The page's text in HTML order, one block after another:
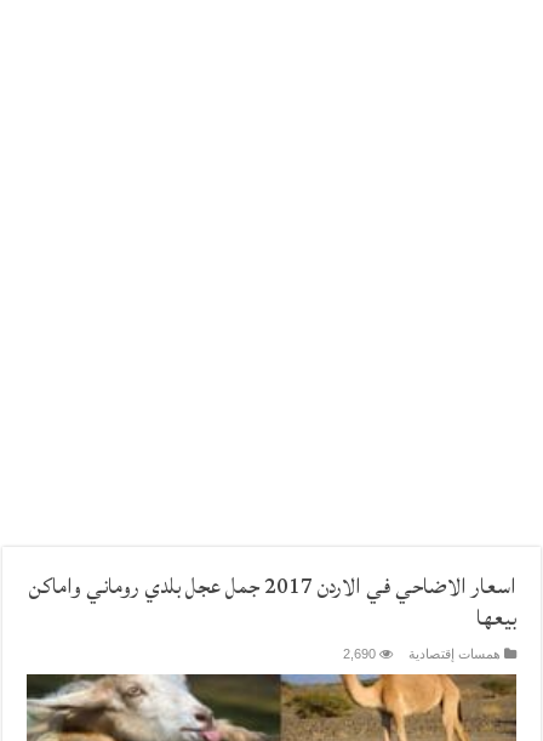
اسعار الاضاحي في الاردن 2017 جمل عجل بلدي روماني واماكن
بيعها
همسات إقتصادية 2,690